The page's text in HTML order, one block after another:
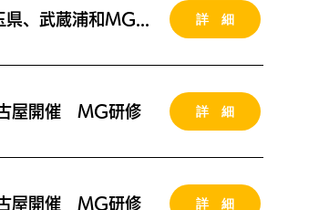
詳 細
屋開催 MG研修 詳 細
屋開催 MG研修 詳 細